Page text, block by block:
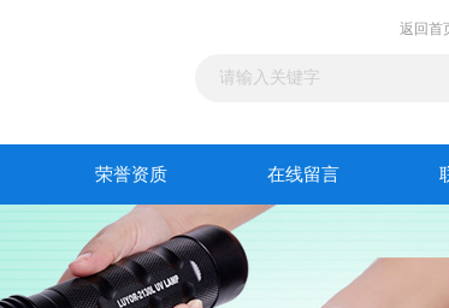
返回首
荣誉资质 在线留言